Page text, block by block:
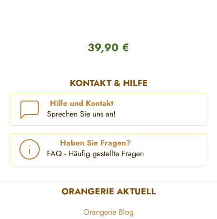
Regulärer Preis:
39,90 €
KONTAKT & HILFE
Hilfe und Kontakt
Sprechen Sie uns an!
Haben Sie Fragen?
FAQ - Häufig gestellte Fragen
ORANGERIE AKTUELL
Orangerie Blog